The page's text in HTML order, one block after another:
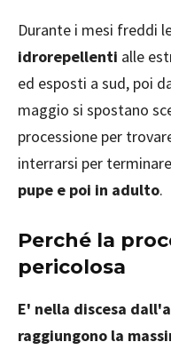
Durante i mesi freddi
idrorepellenti alle
ed esposti a sud, poi
maggio si spostano
processione per
interrarsi per
pupe e poi in adulto.
Perché la
pericolosa
E' nella discesa
raggiungono la